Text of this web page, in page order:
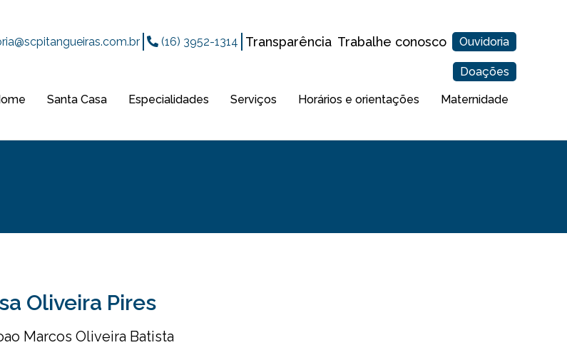
(16) 3952-1314 Transparência Trabalhe conosco Ouvidoria
Doações
Santa Casa Especialidades Serviços Horários e orientações Maternidade
Oliveira Pires
Marcos Oliveira Batista